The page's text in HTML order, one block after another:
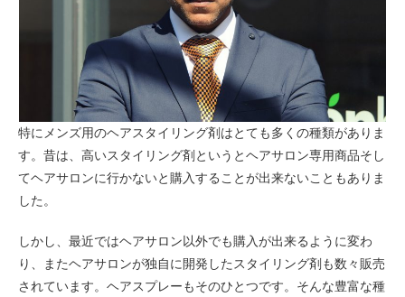
特にメンズ用のヘアスタイリング剤はとても多くの種類がありま
す。昔は、高いスタイリング剤というとヘアサロン専用商品そし
てヘアサロンに行かないと購入することが出来ないこともありま
した。
しかし、最近ではヘアサロン以外でも購入が出来るように変わ
り、またヘアサロンが独自に開発したスタイリング剤も数々販売
されています。ヘアスプレーもそのひとつです。そんな豊富な種